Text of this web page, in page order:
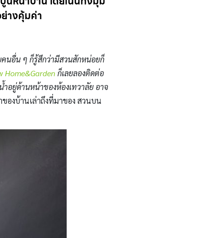
างคุ้มค่า
นอื่น ๆ ก็รู้สึกว่ามีสวนสักหน่อยก็
Home&Garden ก็เลยลองติดต่อ
อยู่ด้านหน้าของห้องเทวาลัย อาจ
องบ้านเล่าถึงที่มาของ สวนบน